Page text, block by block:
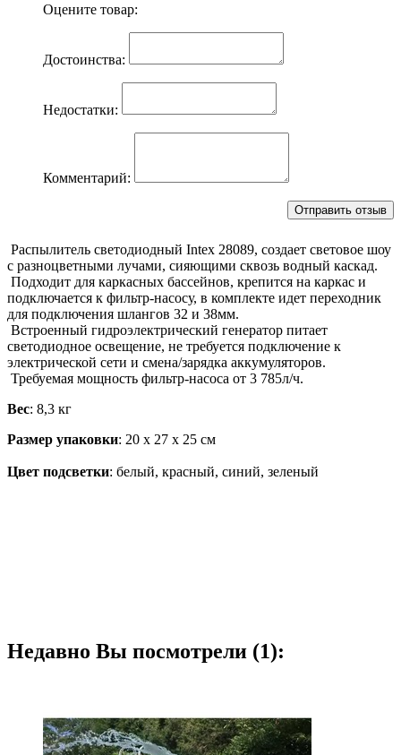
Оцените товар:
Достоинства:
Недостатки:
Комментарий:
Распылитель светодиодный Intex 28089, создает световое шоу
с разноцветными лучами, сияющими сквозь водный каскад.
Подходит для каркасных бассейнов, крепится на каркас и
подключается к фильтр-насосу, в комплекте идет переходник
для подключения шлангов 32 и 38мм.
Встроенный гидроэлектрический генератор питает
светодиодное освещение, не требуется подключение к
электрической сети и смена/зарядка аккумуляторов.
Требуемая мощность фильтр-насоса от 3 785л/ч.
Вес: 8,3 кг
Размер упаковки: 20 х 27 х 25 см
Цвет подсветки: белый, красный, синий, зеленый
Недавно Вы посмотрели (1):